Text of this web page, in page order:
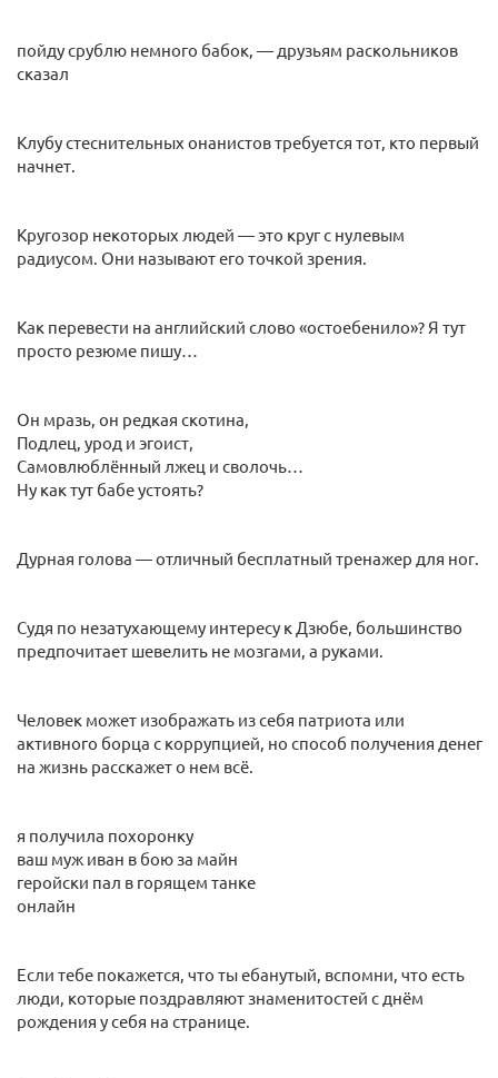
пойду срублю немного бабок, — друзьям раскольников
сказал
Клубу стеснительных онанистов требуется тот, кто первый
начнет.
Кругозор некоторых людей — это круг с нулевым
радиусом. Они называют его точкой зрения.
Как перевести на английский слово «остоебенило»? Я тут
просто резюме пишу…
Он мразь, он редкая скотина,
Подлец, урод и эгоист,
Самовлюблённый лжец и сволочь…
Ну как тут бабе устоять?
Дурная голова — отличный бесплатный тренажер для ног.
Судя по незатухающему интересу к Дзюбе, большинство
предпочитает шевелить не мозгами, а руками.
Человек может изображать из себя патриота или
активного борца с коррупцией, но способ получения денег
на жизнь расскажет о нем всё.
я получила похоронку
ваш муж иван в бою за майн
геройски пал в горящем танке
онлайн
Если тебе покажется, что ты ебанутый, вспомни, что есть
люди, которые поздравляют знаменитостей с днём
рождения у себя на странице.